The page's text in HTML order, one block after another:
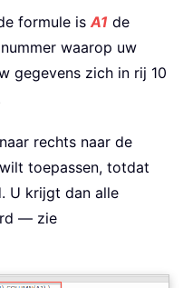
formule is A1 de
waarop uw
gegevens zich in rij 10
rechts naar de
toepassen, totdat
U krijgt dan alle
— zie